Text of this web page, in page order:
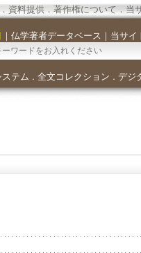
資料提供．著作権について．当
｜ 仏学著者データベース ｜ 当サイ
テム ． 全文コレクション ． デジ